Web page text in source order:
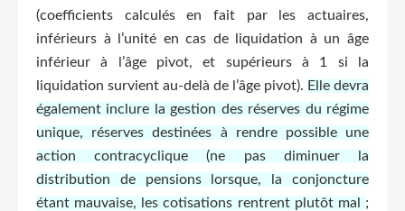
(coefficients calculés en fait par les actuaires,
inférieurs à l’unité en cas de liquidation à un âge
inférieur à l’âge pivot, et supérieurs à 1 si la
liquidation survient au-delà de l’âge pivot). Elle devra
également inclure la gestion des réserves du régime
unique, réserves destinées à rendre possible une
action contracyclique (ne pas diminuer la
distribution de pensions lorsque, la conjoncture
étant mauvaise, les cotisations rentrent plutôt mal ;